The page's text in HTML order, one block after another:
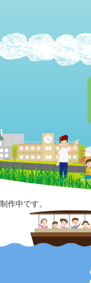
制作中です。